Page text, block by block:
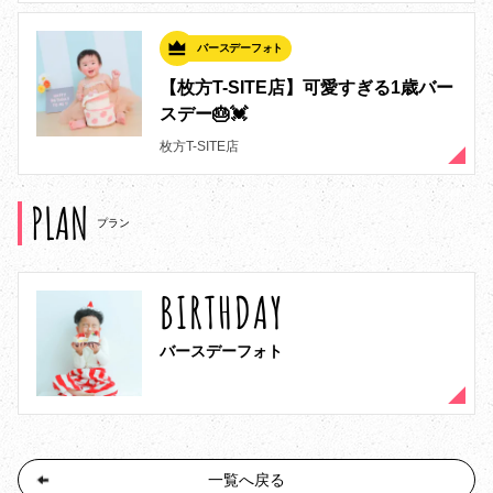
バースデーフォト
【枚方T-SITE店】可愛すぎる1歳バー
スデー🎂💓
枚方T-SITE店
PLAN プラン
BIRTHDAY
バースデーフォト
一覧へ戻る